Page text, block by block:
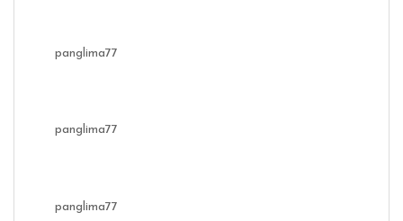
panglima77
panglima77
panglima77